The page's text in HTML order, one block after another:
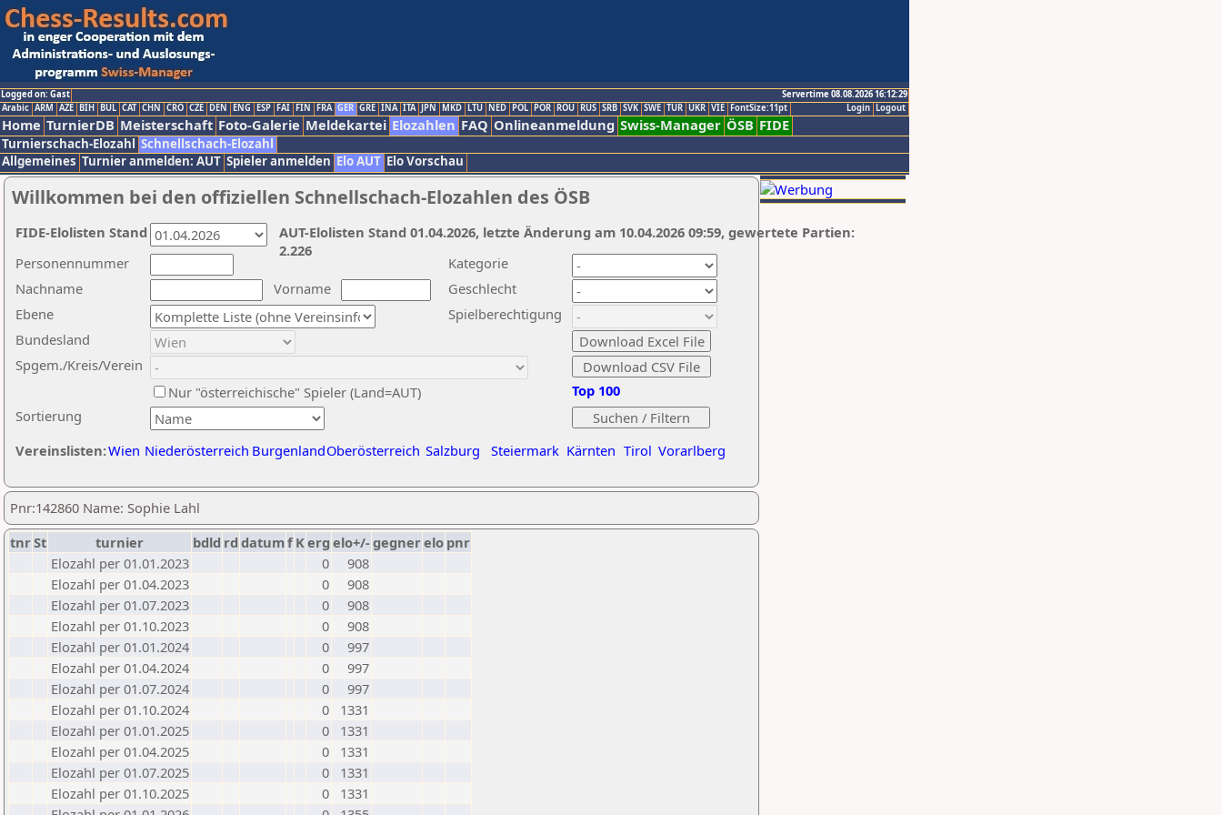
Logged on: Gast
Servertime 08.08.2026 16:12:29
Logout
Login
Arabic ARM AZE BIH BUL CAT CHN CRO CZE DEN ENG ESP FAI FIN FRA GER GRE INA ITA JPN MKD LTU NED POL POR ROU RUS SRB SVK SWE TUR UKR VIE FontSize:11pt
Home TurnierDB Meisterschaft Foto-Galerie Meldekartei Elozahlen FAQ Onlineanmeldung Swiss-Manager ÖSB FIDE
Turnierschach-Elozahl Schnellschach-Elozahl
Allgemeines Turnier anmelden: AUT Spieler anmelden Elo AUT Elo Vorschau
Willkommen bei den offiziellen Schnellschach-Elozahlen des ÖSB
Nachname
Vorname
Ebene
Kategorie
Sortierung
Personennummer
Bundesland
Spgem./Kreis/Verein
Geschlecht
Nur "österreichische" Spieler (Land=AUT)
Spielberechtigung
Vereinslisten:Wien Niederösterreich BurgenlandOberösterreich Salzburg Steiermark Kärnten Tirol Vorarlberg
Top 100
AUT-Elolisten Stand 01.04.2026, letzte Änderung am 10.04.2026 09:59, gewertete Partien:
2.226
FIDE-Elolisten Stand
Pnr:142860 Name: Sophie Lahl
tnrSt turnier bdld rd datumf Kerg elo+/-gegnerelo pnr
Elozahl per 01.01.2023
0
908
Elozahl per 01.04.2023
0
908
Elozahl per 01.07.2023
0
908
Elozahl per 01.10.2023
0
908
Elozahl per 01.01.2024
0
997
Elozahl per 01.04.2024
0
997
Elozahl per 01.07.2024
0
997
Elozahl per 01.10.2024
0
1331
Elozahl per 01.01.2025
0
1331
Elozahl per 01.04.2025
0
1331
Elozahl per 01.07.2025
0
1331
Elozahl per 01.10.2025
0
1331